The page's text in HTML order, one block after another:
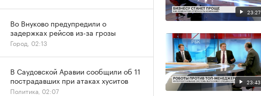
23:27
23:43
Во Внуково предупредили о
задержках рейсов из-за грозы
Город, 02:13
В Саудовской Аравии сообщили об 11
пострадавших при атаках хуситов
Политика, 02:07